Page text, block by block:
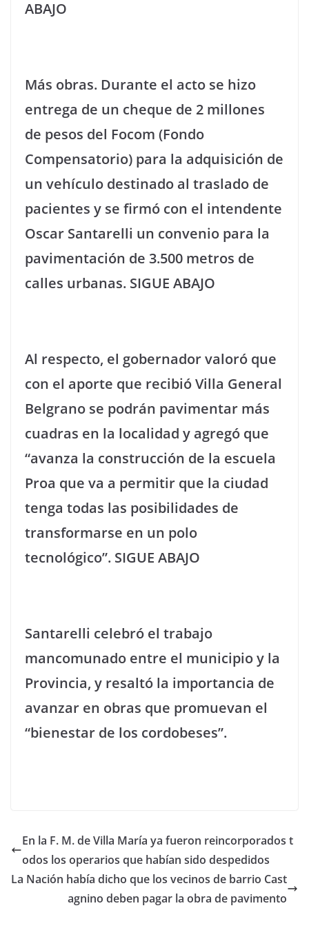
ABAJO
Más obras. Durante el acto se hizo
entrega de un cheque de 2 millones
de pesos del Focom (Fondo
Compensatorio) para la adquisición de
un vehículo destinado al traslado de
pacientes y se firmó con el intendente
Oscar Santarelli un convenio para la
pavimentación de 3.500 metros de
calles urbanas. SIGUE ABAJO
Al respecto, el gobernador valoró que
con el aporte que recibió Villa General
Belgrano se podrán pavimentar más
cuadras en la localidad y agregó que
“avanza la construcción de la escuela
Proa que va a permitir que la ciudad
tenga todas las posibilidades de
transformarse en un polo
tecnológico”. SIGUE ABAJO
Santarelli celebró el trabajo
mancomunado entre el municipio y la
Provincia, y resaltó la importancia de
avanzar en obras que promuevan el
“bienestar de los cordobeses”.
En la F. M. de Villa María ya fueron reincorporados t
odos los operarios que habían sido despedidos
La Nación había dicho que los vecinos de barrio Cast
agnino deben pagar la obra de pavimento